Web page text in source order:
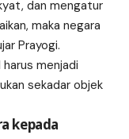
dan mengatur
maka negara
Prayogi.
menjadi
sekadar objek
kepada